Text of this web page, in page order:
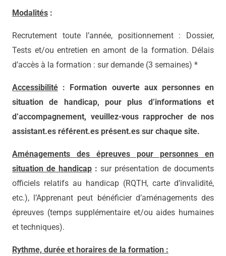
Modalités :
Recrutement toute l’année, positionnement : Dossier,
Tests et/ou entretien en amont de la formation. Délais
d’accès à la formation : sur demande (3 semaines) *
Accessibilité : Formation ouverte aux personnes en
situation de handicap, pour plus d’informations et
d’accompagnement, veuillez-vous rapprocher de nos
assistant.es référent.es présent.es sur chaque site.
Aménagements des épreuves pour personnes en
situation de handicap : sur présentation de documents
officiels relatifs au handicap (RQTH, carte d’invalidité,
etc.), l’Apprenant peut bénéficier d’aménagements des
épreuves (temps supplémentaire et/ou aides humaines
et techniques).
Rythme, durée et horaires de la formation :